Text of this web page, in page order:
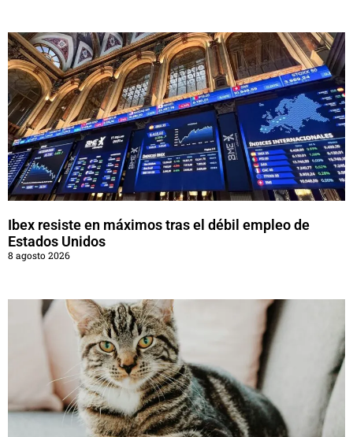
Ibex resiste en máximos tras el débil empleo de
Estados Unidos
8 agosto 2026